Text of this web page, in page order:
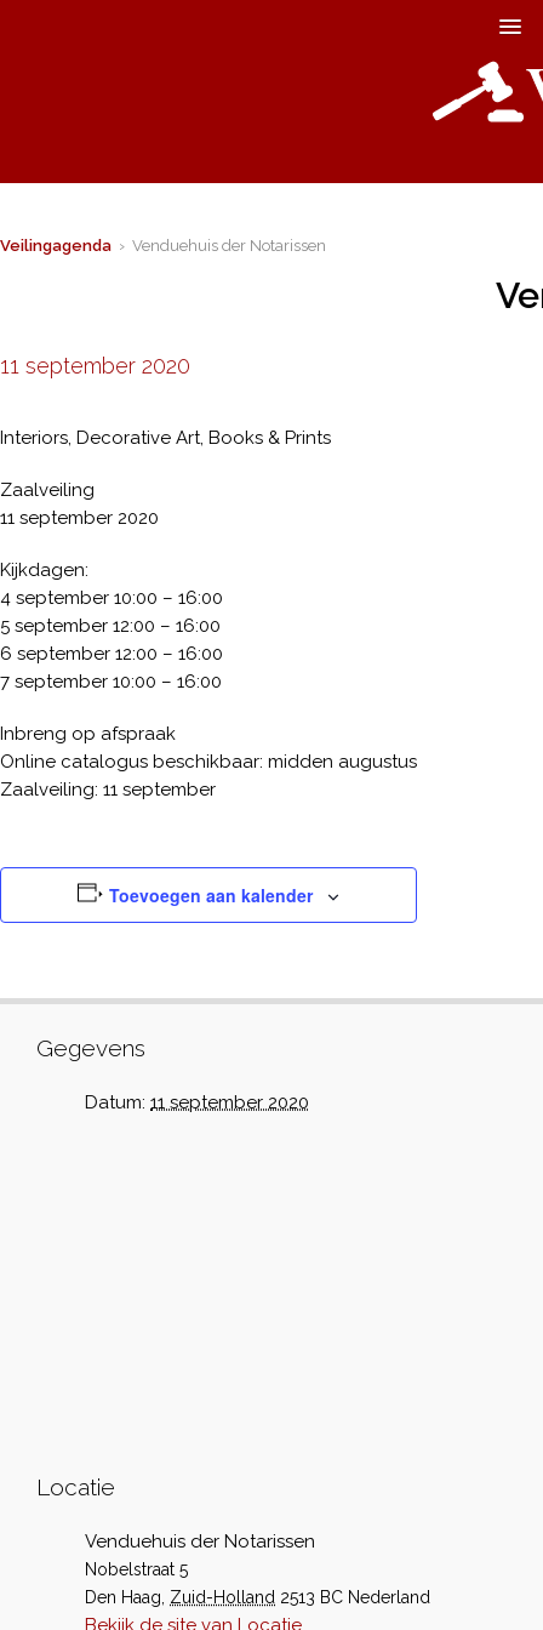
Veilingagenda › Venduehuis der Notarissen
11 september 2020
Interiors, Decorative Art, Books & Prints
Zaalveiling
11 september 2020
Kijkdagen:
4 september 10:00 – 16:00
5 september 12:00 – 16:00
6 september 12:00 – 16:00
7 september 10:00 – 16:00
Inbreng op afspraak
Online catalogus beschikbaar: midden augustus
Zaalveiling: 11 september
Toevoegen aan kalender
Gegevens
Datum: 11 september 2020
Locatie
Venduehuis der Notarissen
Nobelstraat 5
Den Haag Zuid-Holland 2513 BC Nederland
Bekijk de site van Locatie